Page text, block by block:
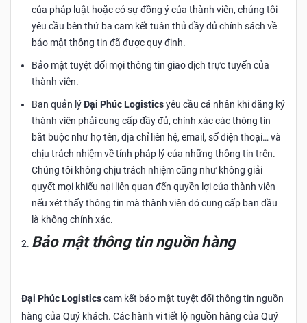
của pháp luật hoặc có sự đồng ý của thành viên, chúng tôi
yêu cầu bên thứ ba cam kết tuân thủ đầy đủ chính sách về
bảo mật thông tin đã được quy định.
Bảo mật tuyệt đối mọi thông tin giao dịch trực tuyến của
thành viên.
Ban quản lýĐại Phúc Logisticsyêu cầu cá nhân khi đăng ký
thành viên phải cung cấp đầy đủ, chính xác các thông tin
bắt buộc như họ tên, địa chỉ liên hệ, email, số điện thoại… và
chịu trách nhiệm về tính pháp lý của những thông tin trên.
Chúng tôi không chịu trách nhiệm cũng như không giải
quyết mọi khiếu nại liên quan đến quyền lợi của thành viên
nếu xét thấy thông tin mà thành viên đó cung cấp ban đầu
là không chính xác.
Bảo mật thông tin nguồn hàng
Đại Phúc Logisticscam kết bảo mật tuyệt đối thông tin nguồn
hàng của Quý khách. Các hành vi tiết lộ nguồn hàng của Quý